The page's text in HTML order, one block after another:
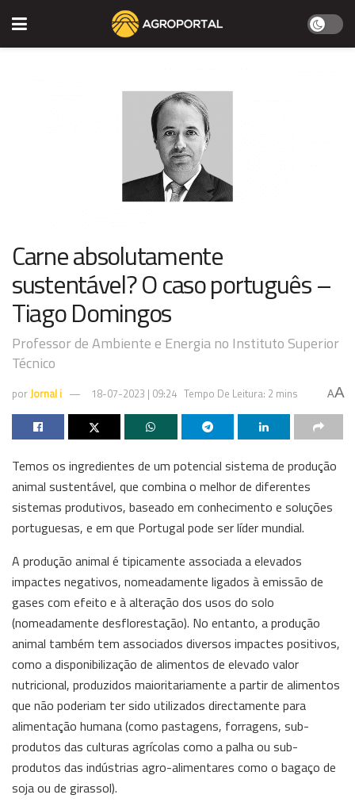
Carne absolutamente
sustentável? O caso português –
Tiago Domingos
Professor de Ambiente e Energia no Instituto Superior
Técnico
porJornal i 18-07-2023 | 09:24 Tempo De Leitura: 2 mins AA
Temos os ingredientes de um potencial sistema de produção
animal sustentável, que combina o melhor de diferentes
sistemas produtivos, baseado em conhecimento e soluções
portuguesas, e em que Portugal pode ser líder mundial.
A produção animal é tipicamente associada a elevados
impactes negativos, nomeadamente ligados à emissão de
gases com efeito e à alteração dos usos do solo
(nomeadamente desflorestação). No entanto, a produção
animal também tem associados diversos impactes positivos,
como a disponibilização de alimentos de elevado valor
nutricional, produzidos maioritariamente a partir de alimentos
que não poderiam ter sido utilizados directamente para
alimentação humana (como pastagens, forragens, sub-
produtos das culturas agrícolas como a palha ou sub-
produtos das indústrias agro-alimentares como o bagaço de
soja ou de girassol).